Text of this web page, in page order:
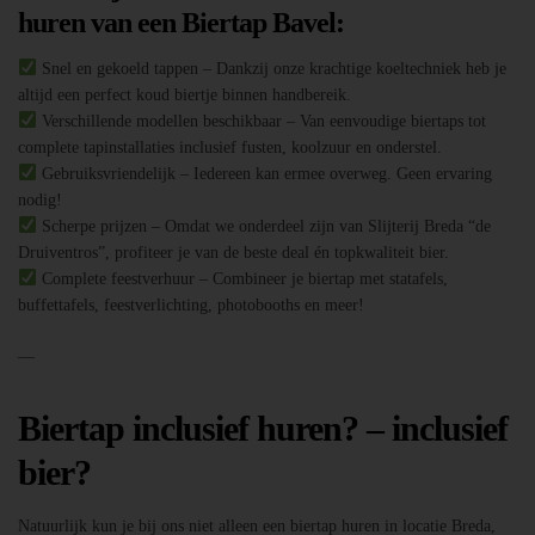
huren van een Biertap Bavel:
Snel en gekoeld tappen – Dankzij onze krachtige koeltechniek heb je
altijd een perfect koud biertje binnen handbereik.
Verschillende modellen beschikbaar – Van eenvoudige biertaps tot
complete tapinstallaties inclusief fusten, koolzuur en onderstel.
Gebruiksvriendelijk – Iedereen kan ermee overweg. Geen ervaring
nodig!
Scherpe prijzen – Omdat we onderdeel zijn van Slijterij Breda “de
Druiventros”, profiteer je van de beste deal én topkwaliteit bier.
Complete feestverhuur – Combineer je biertap met statafels,
buffettafels, feestverlichting, photobooths en meer!
—
Biertap inclusief huren? – inclusief
bier?
Natuurlijk kun je bij ons niet alleen een biertap huren in locatie Breda,